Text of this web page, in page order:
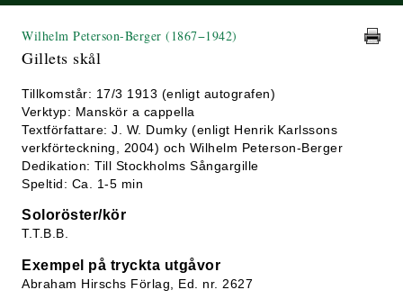
Wilhelm Peterson-Berger (1867−1942)
Gillets skål
Tillkomstår: 17/3 1913 (enligt autografen)
Verktyp: Manskör a cappella
Textförfattare: J. W. Dumky (enligt Henrik Karlssons
verkförteckning, 2004) och Wilhelm Peterson-Berger
Dedikation: Till Stockholms Sångargille
Speltid: Ca. 1-5 min
Soloröster/kör
T.T.B.B.
Exempel på tryckta utgåvor
Abraham Hirschs Förlag, Ed. nr. 2627